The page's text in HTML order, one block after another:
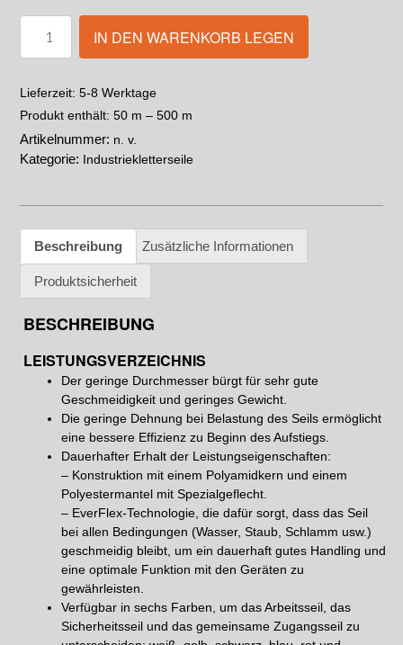
IN DEN WARENKORB LEGEN
Lieferzeit: 5-8 Werktage
Produkt enthält: 50 m – 500 m
Artikelnummer: n. v.
Kategorie: Industriekletterseile
Beschreibung Zusätzliche Informationen
Produktsicherheit
BESCHREIBUNG
LEISTUNGSVERZEICHNIS
Der geringe Durchmesser bürgt für sehr gute
Geschmeidigkeit und geringes Gewicht.
Die geringe Dehnung bei Belastung des Seils ermöglicht
eine bessere Effizienz zu Beginn des Aufstiegs.
Dauerhafter Erhalt der Leistungseigenschaften:
– Konstruktion mit einem Polyamidkern und einem
Polyestermantel mit Spezialgeflecht.
– EverFlex-Technologie, die dafür sorgt, dass das Seil
bei allen Bedingungen (Wasser, Staub, Schlamm usw.)
geschmeidig bleibt, um ein dauerhaft gutes Handling und
eine optimale Funktion mit den Geräten zu
gewährleisten.
Verfügbar in sechs Farben, um das Arbeitsseil, das
Sicherheitsseil und das gemeinsame Zugangsseil zu